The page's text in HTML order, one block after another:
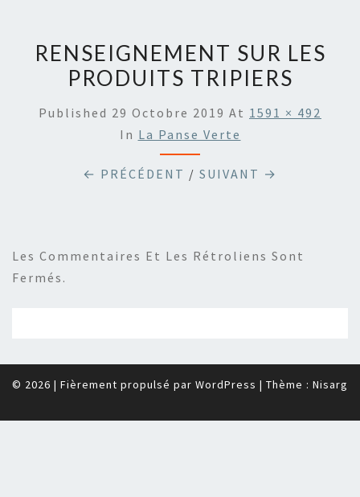
RENSEIGNEMENT SUR LES
PRODUITS TRIPIERS
Published 29 Octobre 2019 At 1591 × 492
In La Panse Verte
← PRÉCÉDENT / SUIVANT →
Les Commentaires Et Les Rétroliens Sont
Fermés.
© 2026 | Fièrement propulsé par WordPress | Thème : Nisarg